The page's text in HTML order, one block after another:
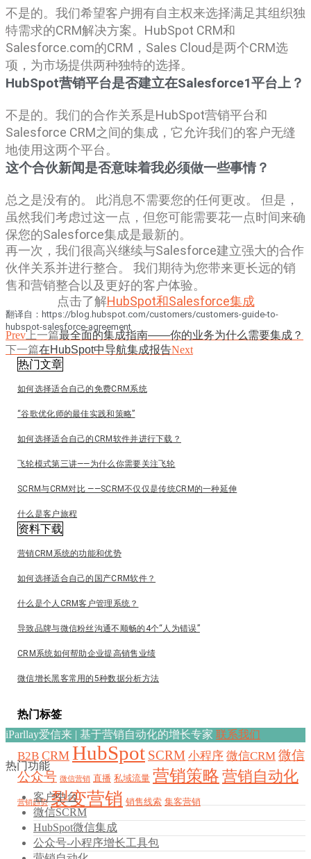
不是的。我们希望客户拥有自主权来选择满足其组织独
特需求的CRM解决方案。HubSpot CRM和
Salesforce.com的CRM，Sales Cloud是两个CRM选
项，为市场提供两种独特的选择。
HubSpot营销平台是否建立在Salesforce1平台上？
不是的。我们的合作关系是HubSpot营销平台和
Salesforce CRM之间的集成，它允许我们的客户无缝
地使用这两个平台。
这个合伙新闻是否意味着我必须做一些事情？
总之是没有的。 此消息不需要您的任何更改。 但是，
虽然我们考虑过这一点，但您可能需要花一点时间来确
保您的Salesforce集成是最新的。
再一次，我们很高兴继续与Salesforce建立强大的合作
伙伴关系并进行整合。 我们期待为您带来更长远的销
售和营销整合以及更好的客户体验。
点击了解HubSpot和Salesforce集成
翻译自：https://blog.hubspot.com/customers/customers-guide-to-
hubspot-salesforce-agreement
Prev上一篇最全面的集成指南——你的业务为什么需要集成？
下一篇在HubSpot中导航集成报告Next
热门文章
如何选择适合自己的免费CRM系统
“谷歌优化师的最佳实践和策略”
如何选择适合自己的CRM软件并进行下载？
飞轮模式第三讲——为什么你需要关注飞轮
SCRM与CRM对比 ——SCRM不仅仅是传统CRM的一种延伸
什么是客户旅程
资料下载
营销CRM系统的功能和优势
如何选择适合自己的国产CRM软件？
什么是个人CRM客户管理系统？
导致品牌与微信粉丝沟通不顺畅的4个“人为错误”
CRM系统如何帮助企业提高销售业绩
微信增长黑客常用的5种数据分析方法
热门标签
B2B CRM HubSpot SCRM 小程序 微信CRM 微信
公众号 微信营销 直播 私域流量 营销策略 营销自动化
营销趋势 裂变营销 销售线索 集客营销
iParllay爱信来 | 基于营销自动化的增长专家 联系我们
热门功能
客户中台
微信SCRM
HubSpot微信集成
公众号-小程序增长工具包